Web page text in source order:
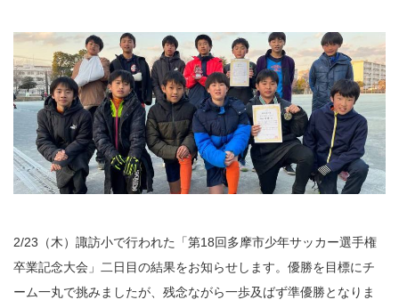
2/23（木）諏訪小で行われた「第18回多摩市少年サッカー選手権
卒業記念大会」二日目の結果をお知らせします。優勝を目標にチ
ーム一丸で挑みましたが、残念ながら一歩及ばず準優勝となりま